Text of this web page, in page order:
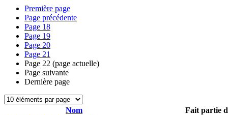
Première page
Page précédente
Page 18
Page 19
Page 20
Page 21
Page 22 (page actuelle)
Page suivante
Dernière page
Nom
Fait partie